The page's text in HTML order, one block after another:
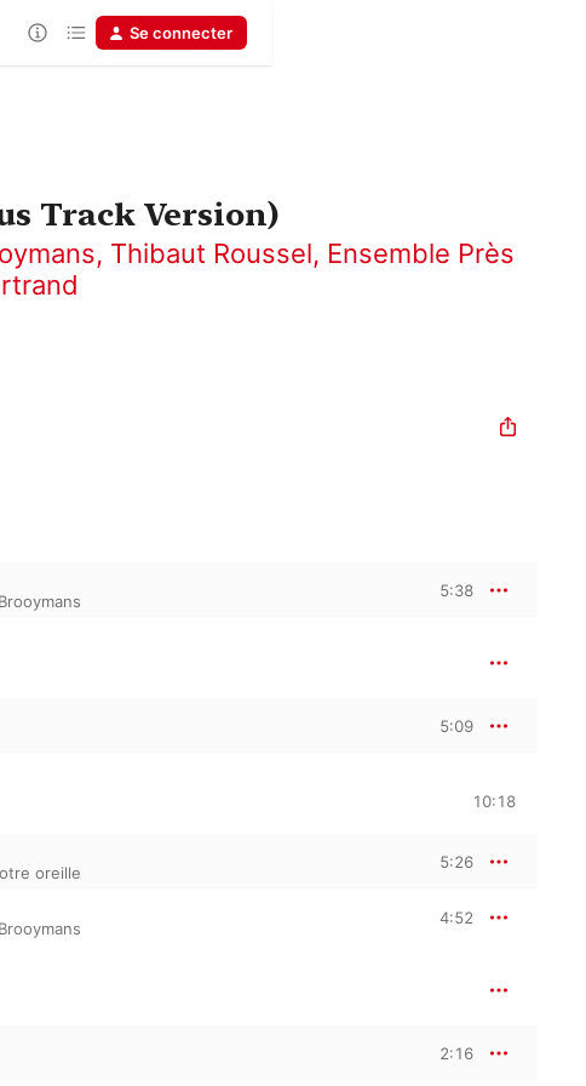
Se connecter
Track Version)
, Thibaut Roussel, Ensemble Près
5:38
5:09
10:18
oreille
5:26
4:52
2:16